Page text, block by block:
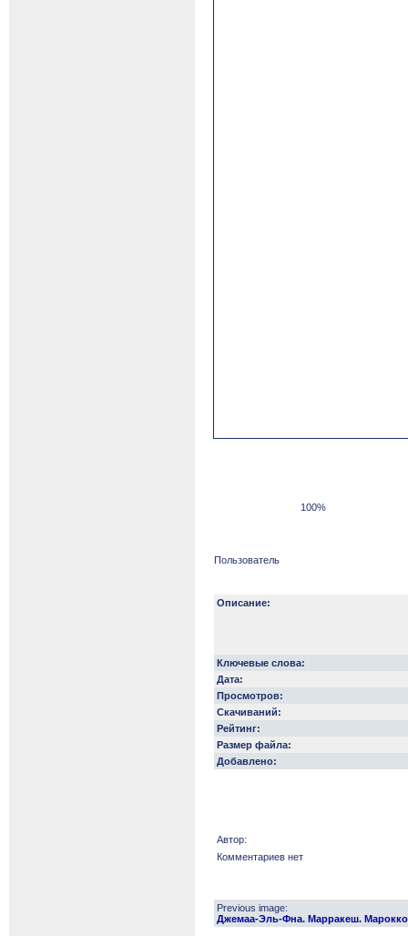
100%
Пользователь
Описание:
Ключевые слова:
Дата:
Просмотров:
Скачиваний:
Рейтинг:
Размер файла:
Добавлено:
Автор:
Комментариев нет
Previous image:
Джемаа-Эль-Фна. Марракеш. Марокко.